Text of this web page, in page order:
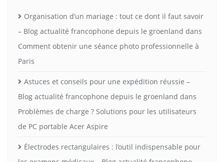
Organisation d’un mariage : tout ce dont il faut savoir
– Blog actualité francophone depuis le groenland dans
Comment obtenir une séance photo professionnelle à
Paris
Astuces et conseils pour une expédition réussie –
Blog actualité francophone depuis le groenland dans
Problèmes de charge ? Solutions pour les utilisateurs
de PC portable Acer Aspire
Électrodes rectangulaires : l’outil indispensable pour